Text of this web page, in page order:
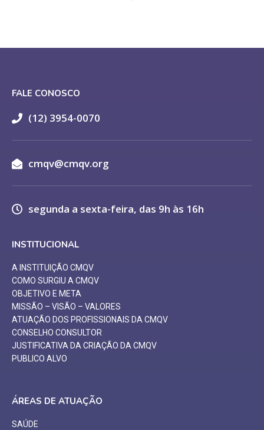
FALE CONOSCO
(12) 3954-0070
cmqv@cmqv.org
segunda a sexta-feira, das 9h às 16h
INSTITUCIONAL
A INSTITUIÇÃO CMQV
COMO SURGIU A CMQV
OBJETIVO E META
MISSÃO – VISÃO – VALORES
ATUAÇÃO DOS PROFISSIONAIS DA CMQV
CONSELHO CONSULTOR
JUSTIFICATIVA DA CRIAÇÃO DA CMQV
PUBLICO ALVO
ÁREAS DE ATUAÇÃO
SAÚDE